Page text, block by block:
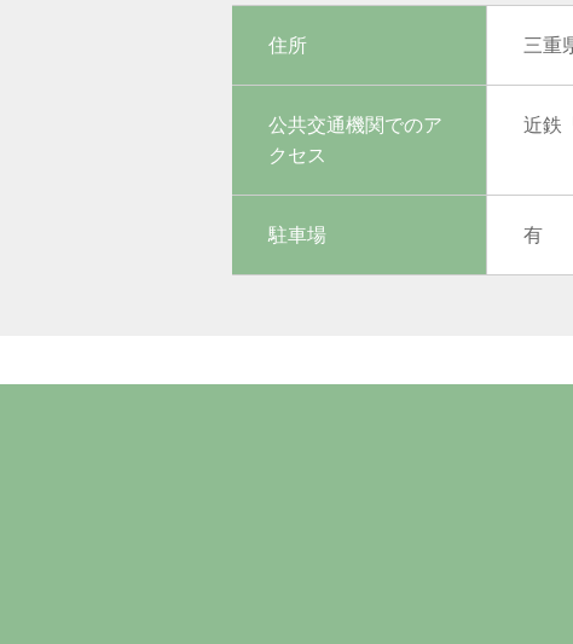
住所 三重
公共交通機関でのア
クセス
近鉄
駐車場 有